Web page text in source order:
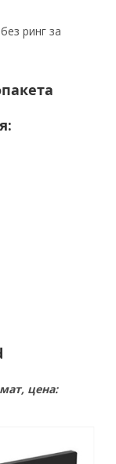
ринг за
цена: